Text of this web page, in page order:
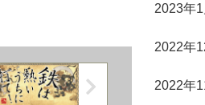
2023年1
2022年
2022年